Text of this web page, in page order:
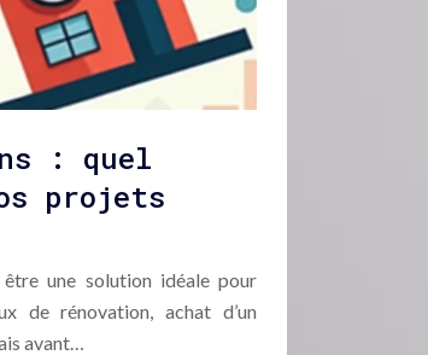
: quel
projets
une solution idéale pour
de rénovation, achat d’un
avant…